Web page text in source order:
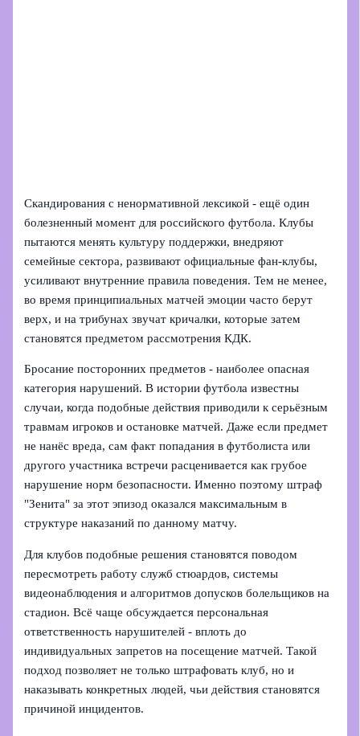
Скандирования с ненормативной лексикой - ещё один
болезненный момент для российского футбола. Клубы
пытаются менять культуру поддержки, внедряют
семейные сектора, развивают официальные фан‑клубы,
усиливают внутренние правила поведения. Тем не менее,
во время принципиальных матчей эмоции часто берут
верх, и на трибунах звучат кричалки, которые затем
становятся предметом рассмотрения КДК.
Бросание посторонних предметов - наиболее опасная
категория нарушений. В истории футбола известны
случаи, когда подобные действия приводили к серьёзным
травмам игроков и остановке матчей. Даже если предмет
не нанёс вреда, сам факт попадания в футболиста или
другого участника встречи расценивается как грубое
нарушение норм безопасности. Именно поэтому штраф
"Зенита" за этот эпизод оказался максимальным в
структуре наказаний по данному матчу.
Для клубов подобные решения становятся поводом
пересмотреть работу служб стюардов, системы
видеонаблюдения и алгоритмов допусков болельщиков на
стадион. Всё чаще обсуждается персональная
ответственность нарушителей - вплоть до
индивидуальных запретов на посещение матчей. Такой
подход позволяет не только штрафовать клуб, но и
наказывать конкретных людей, чьи действия становятся
причиной инцидентов.